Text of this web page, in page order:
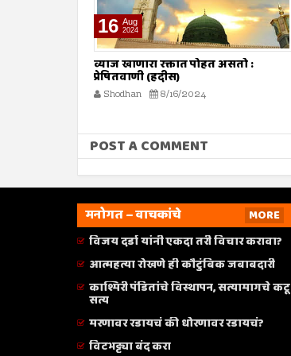
16 Aug
2024
सूरह बनीइस्राईल : ईशवाणी (दिव्य कुरआन)
Shodhan 8/16/2024
POST A COMMENT
मनोगत – वाचकांचे
MORE
विजय दर्डा यांनी एकदा तरी विचार करावा?
आत्महत्या रोखणे ही कौटुंबिक जबाबदारी
काश्मिरी पंडितांचे विस्थापन, सत्यामागचे कटू
सत्य
मरणावर रडायचं की धोरणावर रडायचं?
विटभट्ट्या बंद करा